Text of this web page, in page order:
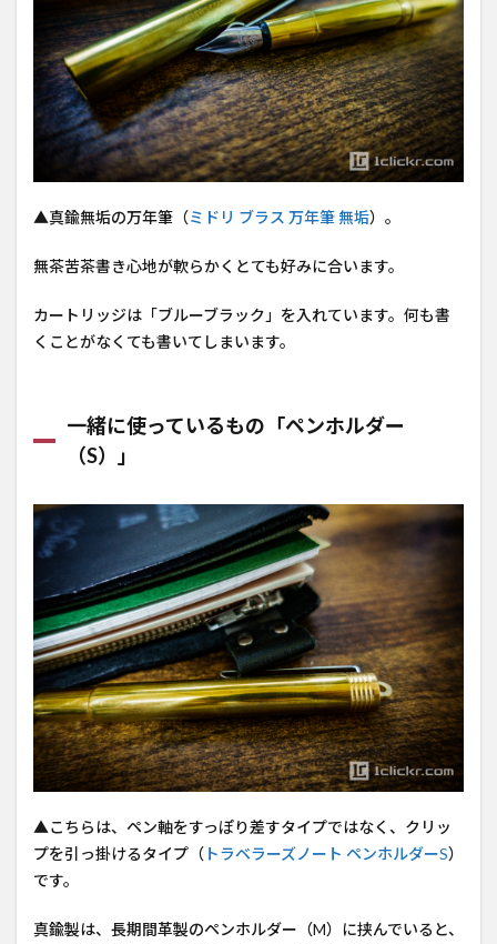
▲真鍮無垢の万年筆（ミドリ ブラス 万年筆 無垢）。
無茶苦茶書き心地が軟らかくとても好みに合います。
カートリッジは「ブルーブラック」を入れています。何も書
くことがなくても書いてしまいます。
一緒に使っているもの「ペンホルダー
（S）」
▲こちらは、ペン軸をすっぽり差すタイプではなく、クリッ
プを引っ掛けるタイプ（ トラベラーズノート ペンホルダーS）
です。
真鍮製は、長期間革製のペンホルダー（M）に挟んでいると、